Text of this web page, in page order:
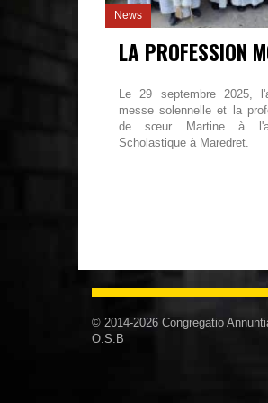
News
Le 29 septembre 2025,
messe solennelle et la
de sœur Martine à
Scholastique à Maredret.
© 2014-2026 Congregatio
O.S.B